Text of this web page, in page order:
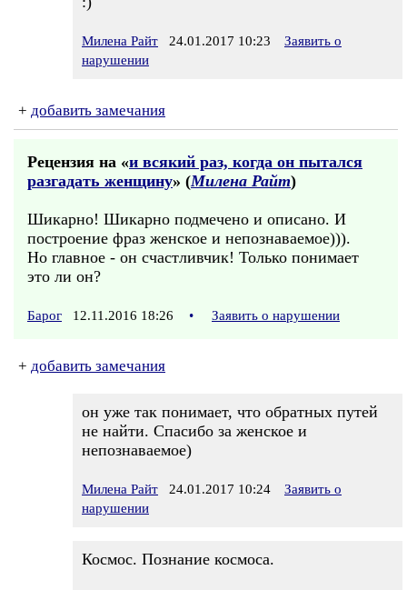
Милена Райт 24.01.2017 10:23
Заявить о
нарушении
+ добавить замечания
Рецензия на «и всякий раз, когда он пытался
разгадать женщину» (Милена Райт)
Шикарно! Шикарно подмечено и описано. И
построение фраз женское и непознаваемое))).
Но главное - он счастливчик! Только понимает
это ли он?
Барог 12.11.2016 18:26 • Заявить о нарушении
+ добавить замечания
он уже так понимает, что обратных путей
не найти. Спасибо за женское и
непознаваемое)
Милена Райт 24.01.2017 10:24
Заявить о
нарушении
Космос. Познание космоса.